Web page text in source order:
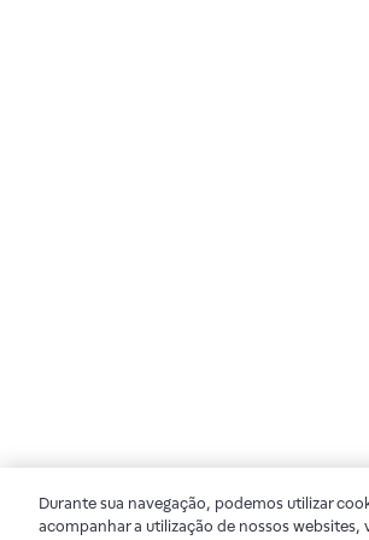
Durante sua navegação, podemos utilizar
acompanhar a utilização de nossos